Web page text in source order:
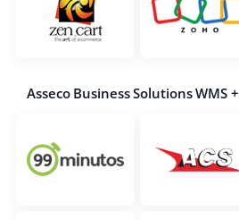
Asseco Business Solutions WMS +